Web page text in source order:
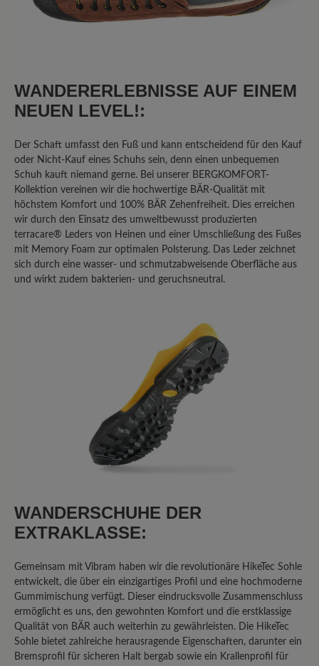
Sehr gut (0)
Unbefriedigend (1)
Bewerten Sie dieses Produkt!
Teilen Sie Ihre Erfahrungen mit anderen
Kunden.
Bewertung schreiben
8
Bewertung mit 1 von 5 Sternen
Broken after 2000 kms of light
I walked 2000 kms of few caminos de
Santiago in Spain after having them for 1
month or so. Both shoes broke on the
front, were the shoes flexes at every
step. I can put a finger through.
Otherwise I’ll buy them again.
30. Januar 2026 16:43
WANDERERLEBNISSE AUF EINEM
NEUEN LEVEL!:
Der Schaft umfasst den Fuß und kann entscheidend für den Kauf
oder Nicht-Kauf eines Schuhs sein, denn einen unbequemen
Schuh kauft niemand gerne. Bei unserer BERGKOMFORT-
Kollektion vereinen wir die hochwertige BÄR-Qualität mit
höchstem Komfort und 100% BÄR Zehenfreiheit. Dies erreichen
wir durch den Einsatz des umweltbewusst produzierten
terracare® Leders von Heinen und einer Umschließung des Fußes
mit Memory Foam zur optimalen Polsterung. Das Leder zeichnet
sich durch eine wasser- und schmutzabweisende Oberfläche aus
und wirkt zudem bakterien- und geruchsneutral.
WANDERSCHUHE DER
EXTRAKLASSE:
Gemeinsam mit Vibram haben wir die revolutionäre HikeTec Sohle
entwickelt, die über ein einzigartiges Profil und eine hochmoderne
Gummimischung verfügt. Dieser eindrucksvolle Zusammenschluss
ermöglicht es uns, den gewohnten Komfort und die erstklassige
Qualität von BÄR auch weiterhin zu gewährleisten. Die HikeTec
Sohle bietet zahlreiche herausragende Eigenschaften, darunter ein
Bremsprofil für sicheren Halt bergab sowie ein Krallenprofil für